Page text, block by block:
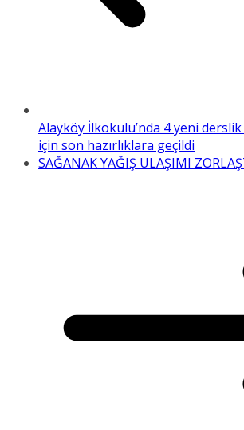
Alayköy İlkokulu’nda 4 yeni derslik
için son hazırlıklara geçildi
SAĞANAK YAĞIŞ ULAŞIMI